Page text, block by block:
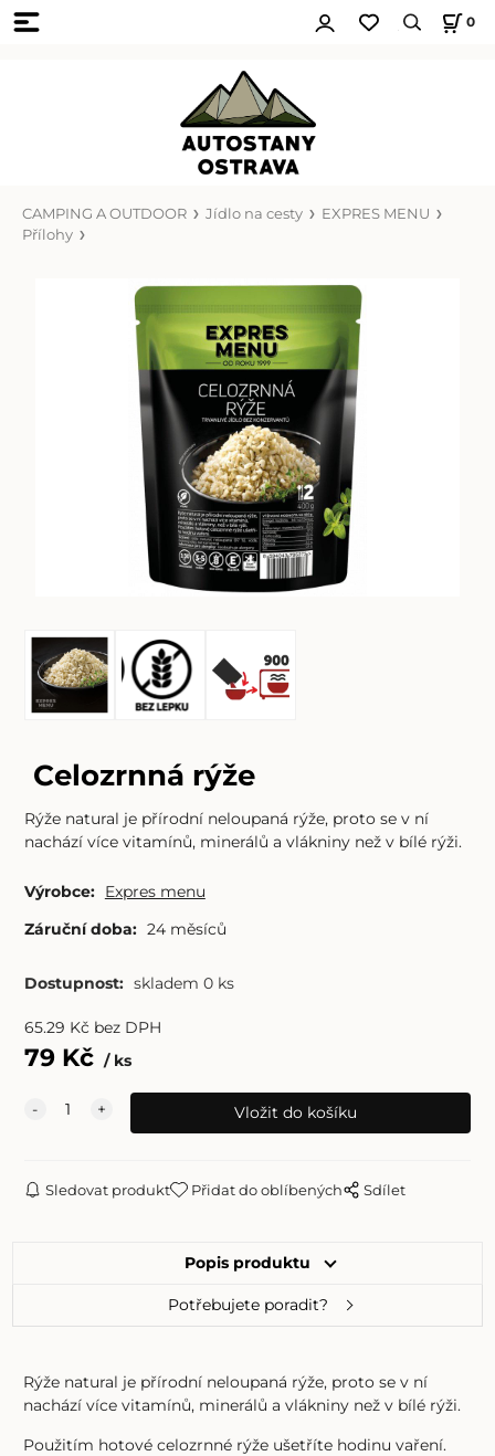
0
CAMPING A OUTDOOR Jídlo na cesty
EXPRES MENU
Přílohy
Celozrnná rýže
Rýže natural je přírodní neloupaná rýže, proto se v ní
nachází více vitamínů, minerálů a vlákniny než v bílé rýži.
Výrobce: Expres menu
Záruční doba: 24 měsíců
Dostupnost: skladem 0 ks
65.29 Kč bez DPH
79Kč ks
Sledovat produkt Přidat do oblíbených Sdílet
Popis produktu
Potřebujete poradit?
Rýže natural je přírodní neloupaná rýže, proto se v ní
nachází více vitamínů, minerálů a vlákniny než v bílé rýži.
Použitím hotové celozrnné rýže ušetříte hodinu vaření.